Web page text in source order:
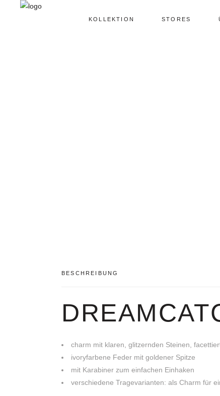
KOLLEKTION STORES
BESCHREIBUNG
charm mit klaren, glitzernden Steinen,
ivoryfarbene Feder mit goldener Spitze
mit Karabiner zum einfachen Einhaken
verschiedene Tragevarianten: als Charm für